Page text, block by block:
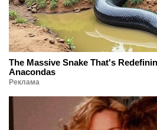
The Massive Snake That's
Anacondas
Реклама